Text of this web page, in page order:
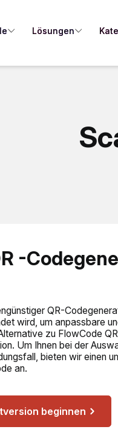
Lösungen
-
QR-
wird, um anpassbare
zu FlowCode
Um Ihnen bei der
bieten wir einen
an.
beginnen